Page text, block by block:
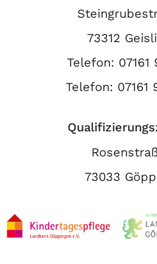
73312
Telefon: 07161
Telefon: 07161
73033